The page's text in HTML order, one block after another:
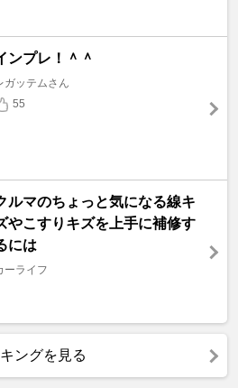
ンプレ！＾＾
ガッテムさん
55
ルマのちょっと気になる線キ
やこすりキズを上手に補修す
には
ーライフ
ングを見る